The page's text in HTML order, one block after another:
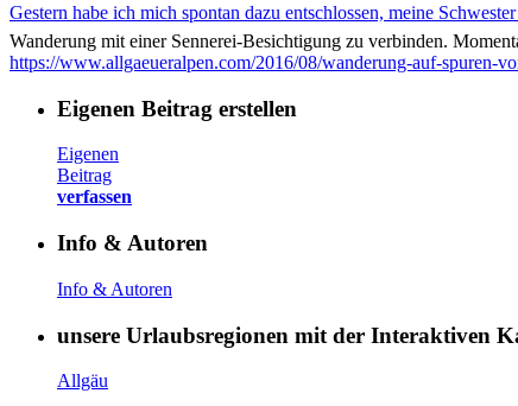
Gestern habe ich mich spontan dazu entschlossen, meine
Wanderung mit einer Sennerei-Besichtigung zu verbinden.
https://www.allgaeueralpen.com/2016/08/wanderung-auf-spuren-
Eigenen Beitrag erstellen
Eigenen
Beitrag
verfassen
Info & Autoren
Info & Autoren
unsere Urlaubsregionen mit der Interaktiven
Allgäu